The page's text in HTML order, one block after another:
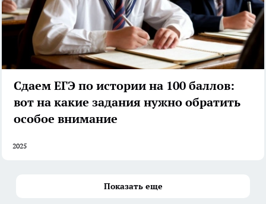
Сдаем ЕГЭ по истории на 100 баллов:
вот на какие задания нужно обратить
особое внимание
2025
Показать еще